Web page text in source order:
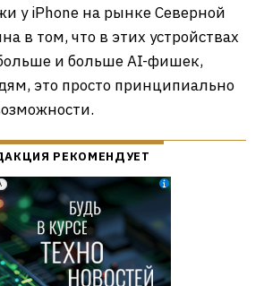
у iPhone на рынке Северной
в том, что в этих устройствах
и больше AI-фишек,
это просто принципиально